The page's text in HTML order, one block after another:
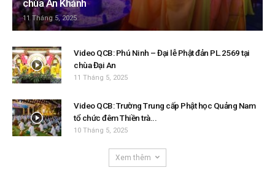
chùa An Khánh
11 Tháng 5, 2025
Video QCB: Phú Ninh – Đại lễ Phật đản PL.2569 tại
chùa Đại An
11 Tháng 5, 2025
Video QCB: Trường Trung cấp Phật học Quảng Nam
tổ chức đêm Thiền trà...
10 Tháng 5, 2025
Xem thêm